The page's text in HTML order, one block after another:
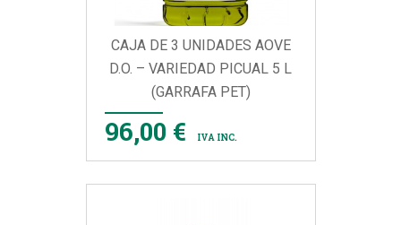
CAJA DE 3 UNIDADES AOVE
D.O. – VARIEDAD PICUAL 5 L
(GARRAFA PET)
96,00 € IVA INC.